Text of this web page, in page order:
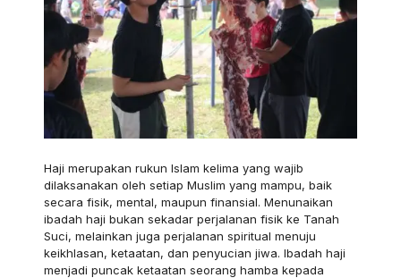
Haji merupakan rukun Islam kelima yang wajib
dilaksanakan oleh setiap Muslim yang mampu, baik
secara fisik, mental, maupun finansial. Menunaikan
ibadah haji bukan sekadar perjalanan fisik ke Tanah
Suci, melainkan juga perjalanan spiritual menuju
keikhlasan, ketaatan, dan penyucian jiwa. Ibadah haji
menjadi puncak ketaatan seorang hamba kepada